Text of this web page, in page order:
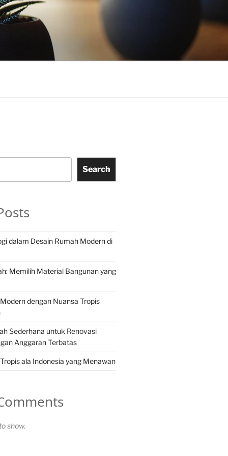
Search
dalam Desain Rumah Modern di
Memilih Material Bangunan yang
dengan Nuansa Tropis
Sederhana untuk Renovasi
Anggaran Terbatas
ala Indonesia yang Menawan
show.